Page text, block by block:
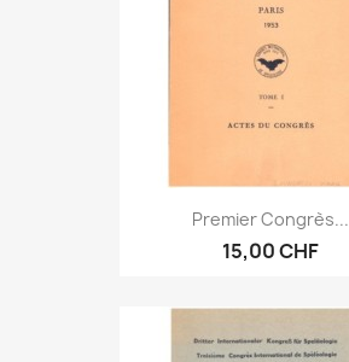
Premier Congrès...
15,00 CHF